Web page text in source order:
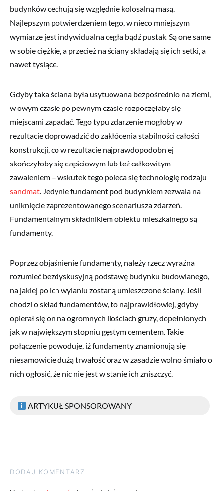
budynków cechują się względnie kolosalną masą.
Najlepszym potwierdzeniem tego, w nieco mniejszym
wymiarze jest indywidualna cegła bądź pustak. Są one same
w sobie ciężkie, a przecież na ściany składają się ich setki, a
nawet tysiące.
Gdyby taka ściana była usytuowana bezpośrednio na ziemi,
w owym czasie po pewnym czasie rozpoczęłaby się
miejscami zapadać. Tego typu zdarzenie mogłoby w
rezultacie doprowadzić do zakłócenia stabilności całości
konstrukcji, co w rezultacie najprawdopodobniej
skończyłoby się częściowym lub też całkowitym
zawaleniem – wskutek tego poleca się technologię rodzaju
sandmat. Jedynie fundament pod budynkiem zezwala na
uniknięcie zaprezentowanego scenariusza zdarzeń.
Fundamentalnym składnikiem obiektu mieszkalnego są
fundamenty.
Poprzez objaśnienie fundamenty, należy rzecz wyraźna
rozumieć bezdyskusyjną podstawę budynku budowlanego,
na jakiej po ich wylaniu zostaną umieszczone ściany. Jeśli
chodzi o skład fundamentów, to najprawidłowiej, gdyby
opierał się on na ogromnych ilościach gruzy, dopełnionych
jak w największym stopniu gęstym cementem. Takie
połączenie powoduje, iż fundamenty znamionują się
niesamowicie dużą trwałość oraz w zasadzie wolno śmiało o
nich ogłosić, że nic nie jest w stanie ich zniszczyć.
ARTYKUŁ SPONSOROWANY
DODAJ KOMENTARZ